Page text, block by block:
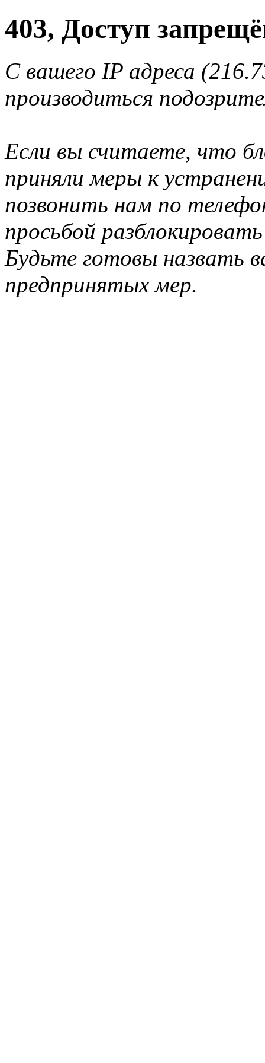
403, Доступ
С вашего IP адреса
производиться
Если вы считаете, что
приняли меры к
позвонить нам по
просьбой
Будьте готовы назвать
предпринятых мер.